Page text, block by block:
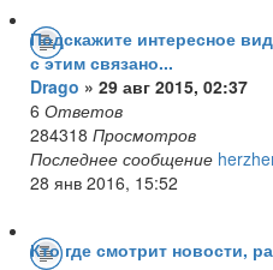
Подскажите интересное
с этим связано...
Drago » 29 авг 2015, 02:37
6 Ответов
284318 Просмотров
Последнее сообщение
28 янв 2016, 15:52
Кто где смотрит новости,